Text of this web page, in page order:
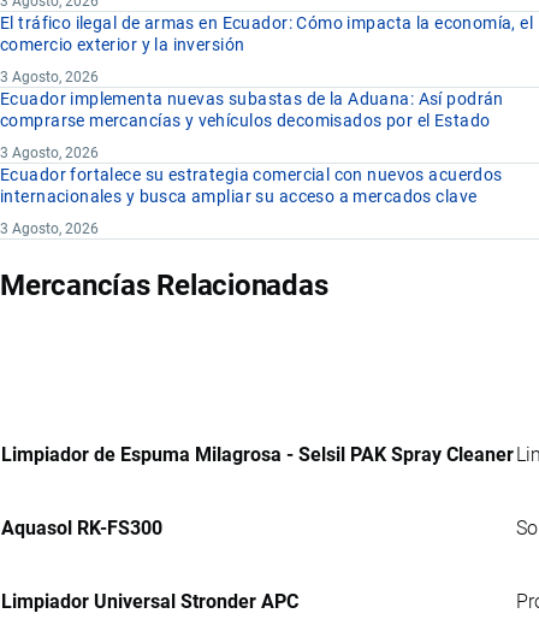
El tráfico ilegal de armas en Ecuador: Cómo impacta la economía, el
comercio exterior y la inversión
3 Agosto, 2026
Ecuador implementa nuevas subastas de la Aduana: Así podrán
comprarse mercancías y vehículos decomisados por el Estado
3 Agosto, 2026
Ecuador fortalece su estrategia comercial con nuevos acuerdos
internacionales y busca ampliar su acceso a mercados clave
3 Agosto, 2026
Mercancías Relacionadas
Limpiador de Espuma Milagrosa - Selsil PAK Spray Cleaner
Aquasol RK-FS300
Limpiador Universal Stronder APC